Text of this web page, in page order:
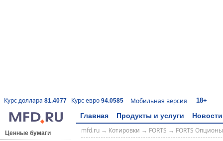
Курс доллара 81.4077 Курс евро 94.0585 Мобильная версия 18+
Главная Продукты и услуги Новости
Ценные бумаги
mfd.ru→ Котировки → FORTS → FORTS Опционы